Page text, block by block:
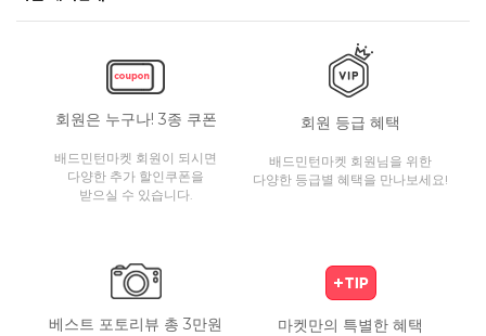
회원은 누구나! 3종 쿠폰
배드민턴마켓 회원이 되시면
다양한 추가 할인쿠폰을
받으실 수 있습니다.
회원 등급 혜택
배드민턴마켓 회원님을 위한
다양한 등급별 혜택을 만나보세요!
베스트 포토리뷰 총 3만원 마켓만의 특별한 혜택